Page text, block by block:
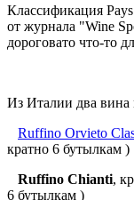
Классификация
от журнала "Wine
дороговато что-то
Из Италии два
Ruffino Orvieto
кратно 6 бутылкам )
Ruffino Chianti,
6 бутылкам )